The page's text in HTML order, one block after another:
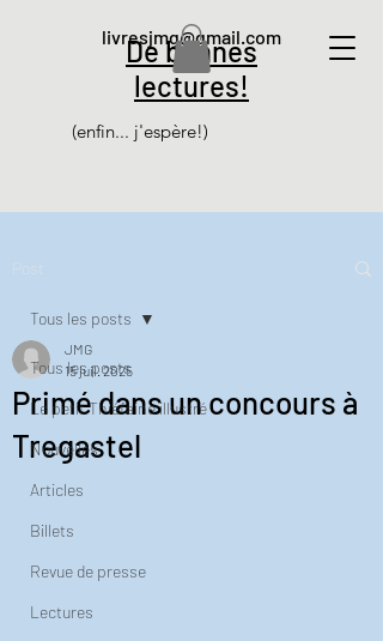
De bonnes
lectures!
(enfin... j'espère!)
livresjmg@gmail.com
Tous les posts
Le petit Thiéfaine illustré
Nouvelles
Articles
Billets
Revue de presse
Lectures
Tous les posts
Primé dans un concours à
Tregastel
JMG
15 juil. 2025